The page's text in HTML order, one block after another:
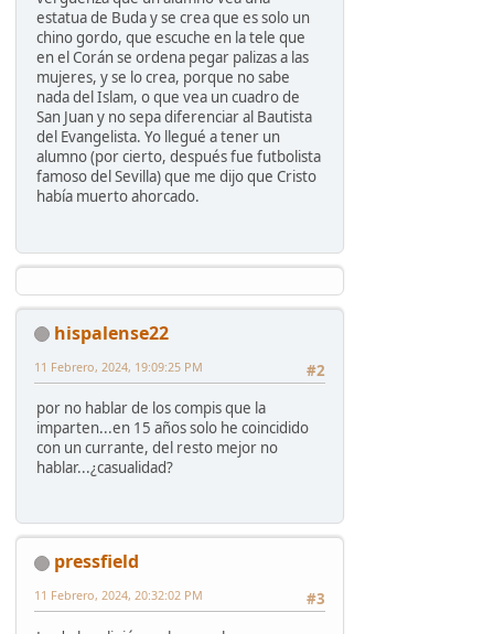
estatua de Buda y se crea que es solo un
chino gordo, que escuche en la tele que
en el Corán se ordena pegar palizas a las
mujeres, y se lo crea, porque no sabe
nada del Islam, o que vea un cuadro de
San Juan y no sepa diferenciar al Bautista
del Evangelista. Yo llegué a tener un
alumno (por cierto, después fue futbolista
famoso del Sevilla) que me dijo que Cristo
había muerto ahorcado.
hispalense22
#2
11 Febrero, 2024, 19:09:25 PM
por no hablar de los compis que la
imparten...en 15 años solo he coincidido
con un currante, del resto mejor no
hablar...¿casualidad?
pressfield
#3
11 Febrero, 2024, 20:32:02 PM